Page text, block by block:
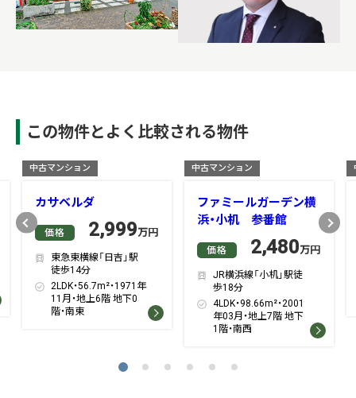
この物件とよく比較される物件
Previous
中古マンション
カサベルダ
価格 2,999万円
東急東横線「日吉」駅
徒歩14分
2LDK・56.7m²・1971年
11月・地上6階 地下0
階・南東
中古マンション
ファミールガーデン横
浜・小机 参番館
価格 2,480万円
JR横浜線「小机」駅徒
歩18分
4LDK・98.66m²・2001
年03月・地上7階 地下
1階・南西
Next